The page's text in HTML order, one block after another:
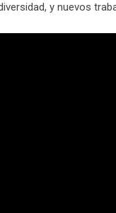
y nuevos